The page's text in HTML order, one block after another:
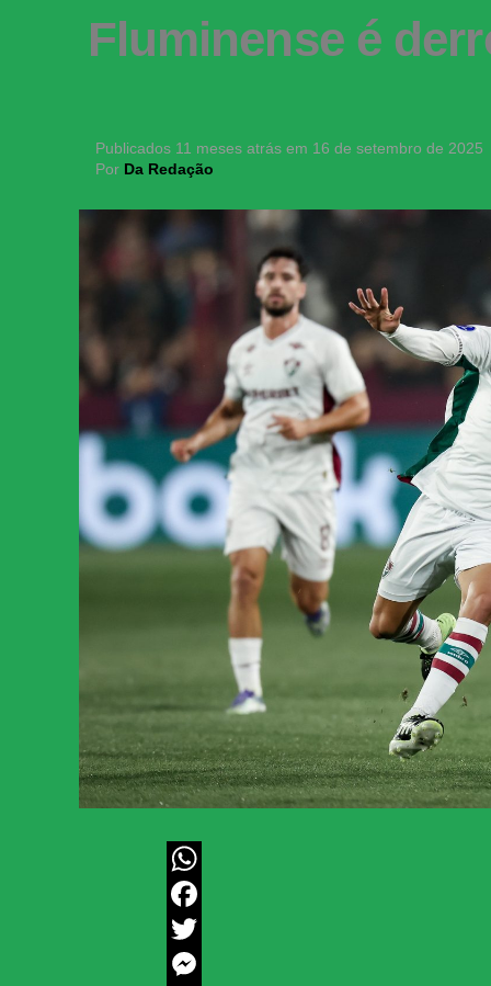
Fluminense é
Publicados 11 meses atrás em 16 de setembro de 2025
Por Da Redação
WhatsApp
Facebook
Twitter